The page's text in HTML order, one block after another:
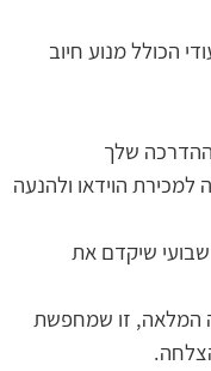
הכולל מנוע חיוב
ההדרכה שלך
למכירת הוידאו ולהנעה
שבועי שיקדם את
המלאה, זו שמחפשת